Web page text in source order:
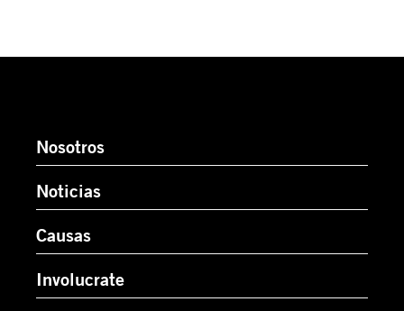
Nosotros
Noticias
Causas
Involucrate